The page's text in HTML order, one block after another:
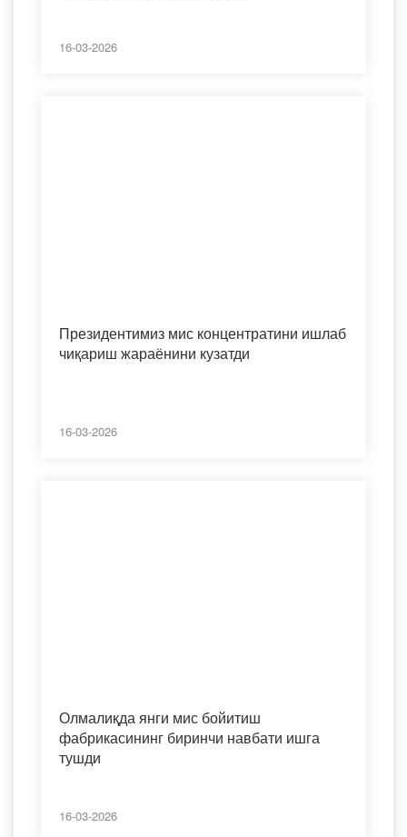
16-03-2026
Президентимиз мис концентратини ишлаб
чиқариш жараёнини кузатди
16-03-2026
Олмалиқда янги мис бойитиш
фабрикасининг биринчи навбати ишга
тушди
16-03-2026